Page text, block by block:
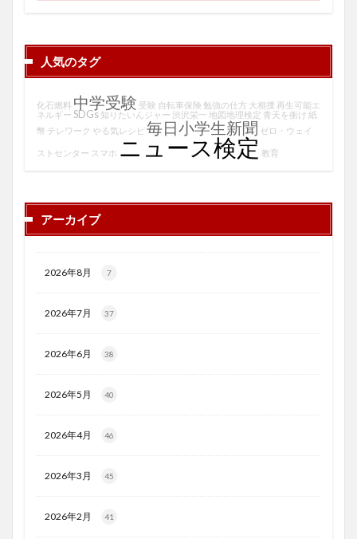
人気のタグ
化石燃料 中学受験 受験 自転車保険 勉強の仕方 大相撲 再生可能エ
ネルギー SDGs 知りたいんジャー 渋沢栄一 地図地理検定 青天を衝け 紙
幣 テレワーク やる気レシピ 毎日小学生新聞 ゼロ・ウェイ
ストセンター スマホ ニュース検定 教育
アーカイブ
2026年8月 7
2026年7月 37
2026年6月 38
2026年5月 40
2026年4月 46
2026年3月 45
2026年2月 41